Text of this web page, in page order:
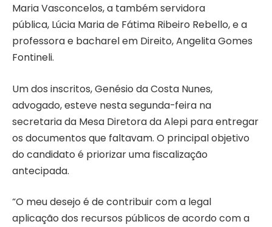
Maria Vasconcelos, a também servidora
pública, Lúcia Maria de Fátima Ribeiro Rebello, e a
professora e bacharel em Direito, Angelita Gomes
Fontineli.
Um dos inscritos, Genésio da Costa Nunes,
advogado, esteve nesta segunda-feira na
secretaria da Mesa Diretora da Alepi para entregar
os documentos que faltavam. O principal objetivo
do candidato é priorizar uma fiscalização
antecipada.
“O meu desejo é de contribuir com a legal
aplicação dos recursos públicos de acordo com a